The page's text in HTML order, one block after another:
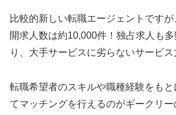
比較的新しい転職エージェントです
開求人数は約10,000件！独占求人も
り、大手サービスに劣らないサービス
転職希望者のスキルや職種経験をも
てマッチングを行えるのがギークリー